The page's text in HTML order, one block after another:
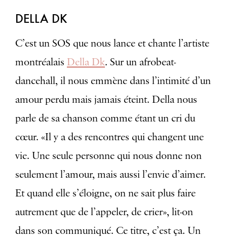
DELLA DK
C’est un SOS que nous lance et chante l’artiste
montréalais Della Dk. Sur un afrobeat-
dancehall, il nous emmène dans l’intimité d’un
amour perdu mais jamais éteint. Della nous
parle de sa chanson comme étant un cri du
cœur. «Il y a des rencontres qui changent une
vie. Une seule personne qui nous donne non
seulement l’amour, mais aussi l’envie d’aimer.
Et quand elle s’éloigne, on ne sait plus faire
autrement que de l’appeler, de crier», lit-on
dans son communiqué. Ce titre, c’est ça. Un